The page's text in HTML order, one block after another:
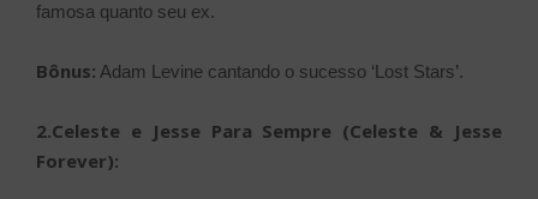
famosa quanto seu ex.
Bônus: Adam Levine cantando o sucesso ‘Lost Stars’.
2.Celeste e Jesse Para Sempre (Celeste & Jesse
Forever):